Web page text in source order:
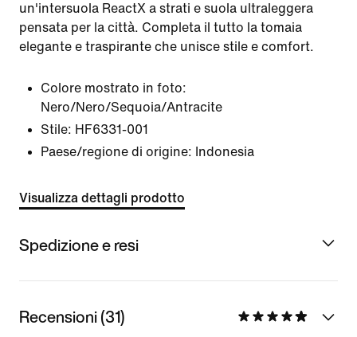
un'intersuola ReactX a strati e suola ultraleggera
pensata per la città. Completa il tutto la tomaia
elegante e traspirante che unisce stile e comfort.
Colore mostrato in foto:
Nero/Nero/Sequoia/Antracite
Stile: HF6331-001
Paese/regione di origine: Indonesia
Visualizza dettagli prodotto
Spedizione e resi
Recensioni (31)